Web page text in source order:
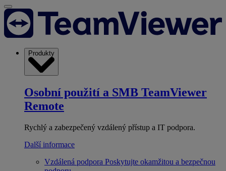
Produkty
Osobní použití a SMB TeamViewer
Remote
Rychlý a zabezpečený vzdálený přístup a IT podpora.
Další informace
Vzdálená podpora Poskytujte okamžitou a bezpečnou